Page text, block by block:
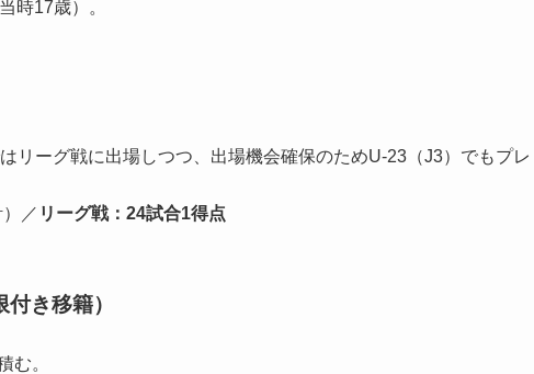
時17歳）。
リーグ戦に出場しつつ、出場機会確保のためU-23（J3）でもプレ
／ リーグ戦：24試合1得点
き移籍）
む。